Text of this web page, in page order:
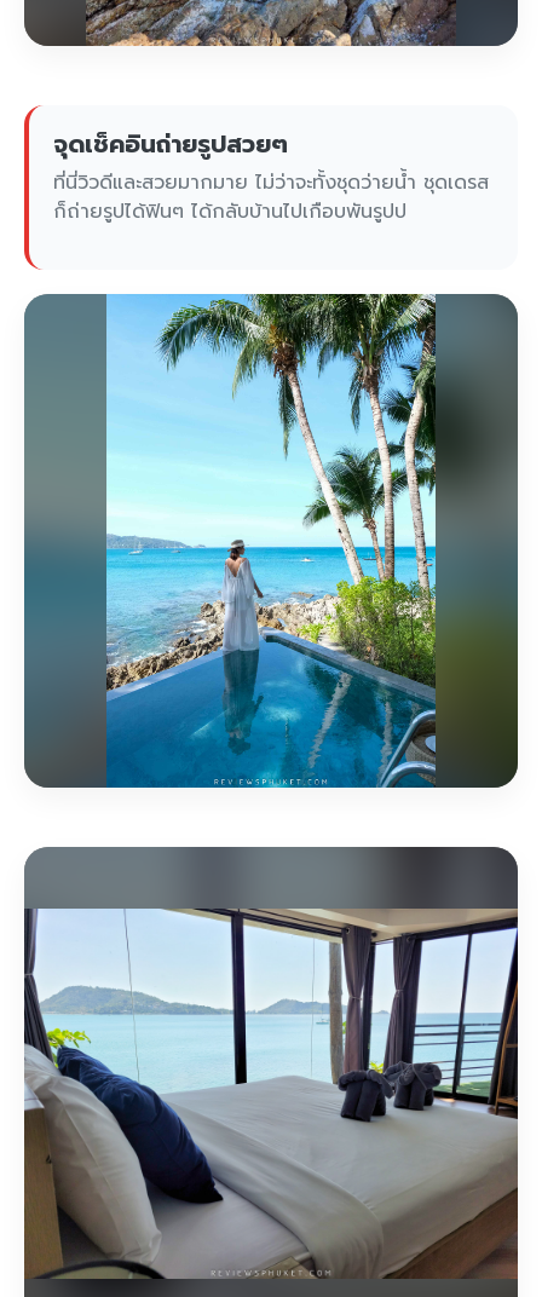
จุดเช็คอินถ่ายรูปสวยๆ
ที่นี่วิวดีและสวยมากมาย ไม่ว่าจะทั้งชุดว่ายน้ำ ชุดเดรส
ก็ถ่ายรูปได้ฟินๆ ได้กลับบ้านไปเกือบพันรูปป